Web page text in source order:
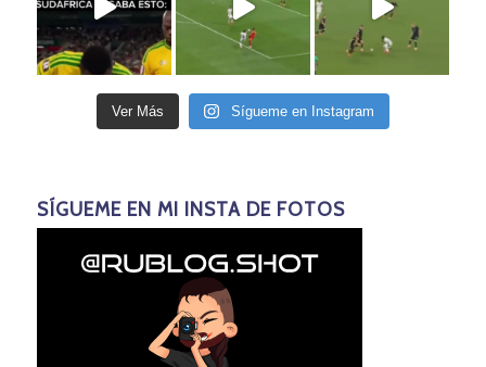
Ver Más Sígueme en Instagram
SÍGUEME EN MI INSTA DE FOTOS